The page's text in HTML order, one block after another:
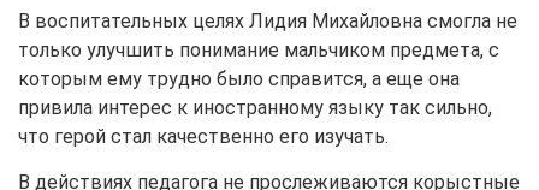
В воспитательных целях Лидия Михайловна смогла не
только улучшить понимание мальчиком предмета, с
которым ему трудно было справится, а еще она
привила интерес к иностранному языку так сильно,
что герой стал качественно его изучать.
В действиях педагога не прослеживаются корыстные